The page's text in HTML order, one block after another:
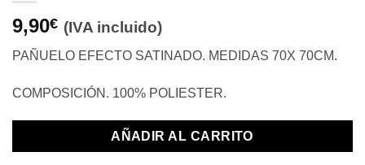
9,90€ (IVA incluido)
PAÑUELO EFECTO SATINADO. MEDIDAS 70X 70CM.
COMPOSICIÓN. 100% POLIESTER.
AÑADIR AL CARRITO